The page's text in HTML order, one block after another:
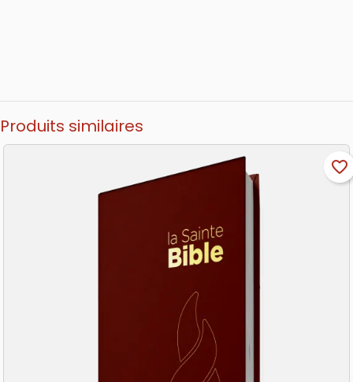
Produits similaires
favorite_border